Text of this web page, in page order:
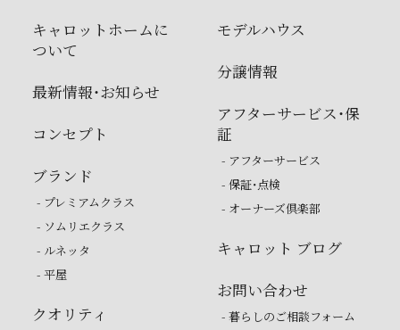
キャロットホームに
ついて
最新情報・お知らせ
コンセプト
ブランド
- プレミアムクラス
- ソムリエクラス
- ルネッタ
- 平屋
クオリティ
モデルハウス
分譲情報
アフターサービス・保
証
- アフターサービス
- 保証・点検
- オーナーズ倶楽部
キャロット ブログ
お問い合わせ
- 暮らしのご相談フォーム